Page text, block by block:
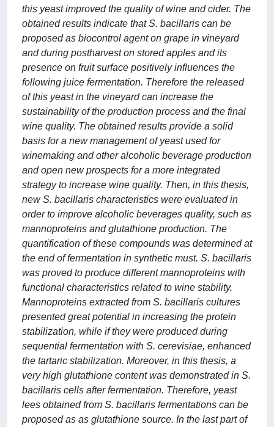
this yeast improved the quality of wine and cider. The
obtained results indicate that S. bacillaris can be
proposed as biocontrol agent on grape in vineyard
and during postharvest on stored apples and its
presence on fruit surface positively influences the
following juice fermentation. Therefore the released
of this yeast in the vineyard can increase the
sustainability of the production process and the final
wine quality. The obtained results provide a solid
basis for a new management of yeast used for
winemaking and other alcoholic beverage production
and open new prospects for a more integrated
strategy to increase wine quality. Then, in this thesis,
new S. bacillaris characteristics were evaluated in
order to improve alcoholic beverages quality, such as
mannoproteins and glutathione production. The
quantification of these compounds was determined at
the end of fermentation in synthetic must. S. bacillaris
was proved to produce different mannoproteins with
functional characteristics related to wine stability.
Mannoproteins extracted from S. bacillaris cultures
presented great potential in increasing the protein
stabilization, while if they were produced during
sequential fermentation with S. cerevisiae, enhanced
the tartaric stabilization. Moreover, in this thesis, a
very high glutathione content was demonstrated in S.
bacillaris cells after fermentation. Therefore, yeast
lees obtained from S. bacillaris fermentations can be
proposed as as glutathione source. In the last part of